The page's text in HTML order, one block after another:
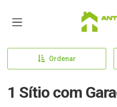
Página
Ordenar
1 Sítio com